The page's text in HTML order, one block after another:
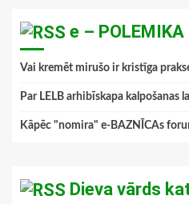
e – POLEMIKA
Vai kremēt mirušo ir kristīga
Par LELB arhibīskapa kalpošanas
Kāpēc "nomira" e-BAZNĪCAs
Dieva vārds